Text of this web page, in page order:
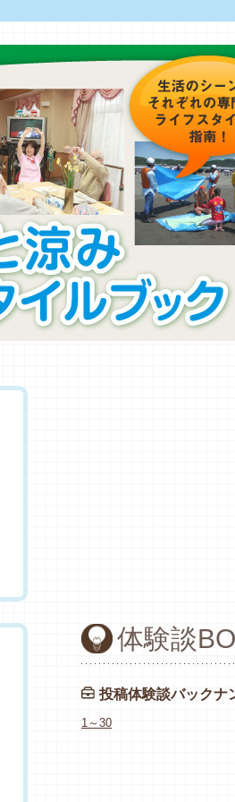
体験談
投稿体験談バックナ
1～30